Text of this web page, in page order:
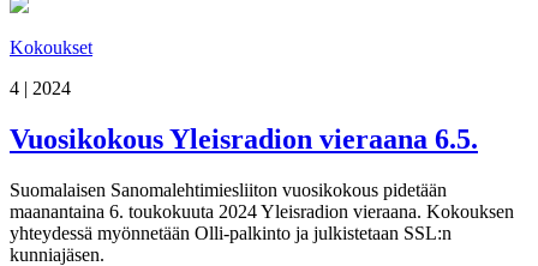
Kokoukset
4 | 2024
Vuosikokous Yleisradion vieraana 6.5.
Suomalaisen Sanomalehtimiesliiton vuosikokous pidetään
maanantaina 6. toukokuuta 2024 Yleisradion vieraana. Kokouksen
yhteydessä myönnetään Olli-palkinto ja julkistetaan SSL:n
kunniajäsen.